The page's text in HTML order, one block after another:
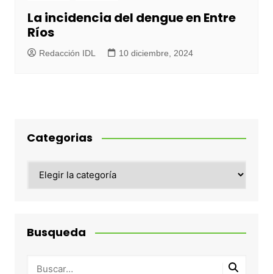
La incidencia del dengue en Entre
Ríos
Redacción IDL 10 diciembre, 2024
Categorias
Busqueda